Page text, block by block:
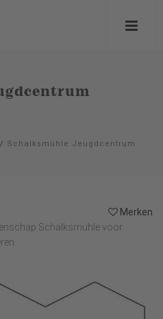
/ Schalksmühle Jeugdcentrum
Merken
Schalksmühle voor